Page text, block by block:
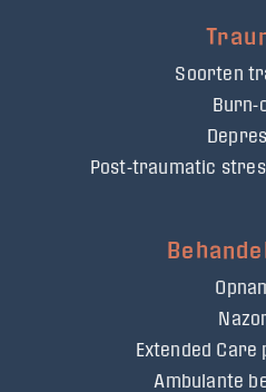
Soorten
Burn-
Post-traumatic
Extended
Ambulante